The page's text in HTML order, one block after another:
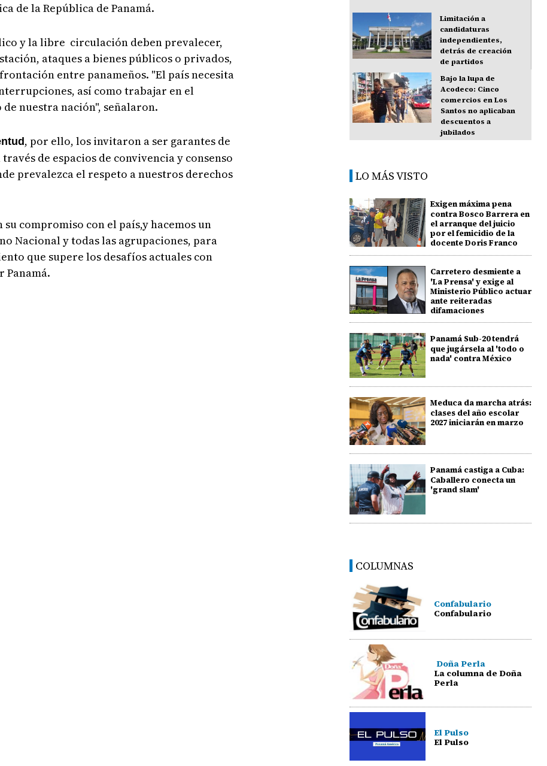
de la República de Panamá.
y la libre circulación deben prevalecer,
ataques a bienes públicos o privados,
entre panameños. "El país necesita
así como trabajar en el
nuestra nación", señalaron.
, por ello, los invitaron a ser garantes de
de espacios de convivencia y consenso
prevalezca el respeto a nuestros derechos
compromiso con el país,y hacemos un
Nacional y todas las agrupaciones, para
que supere los desafíos actuales con
Panamá.
Limitación a
candidaturas
independientes,
detrás de creación
de partidos
Bajo la lupa de
Acodeco: Cinco
comercios en Los
Santos no aplicaban
descuentos a
jubilados
LO MÁS VISTO
Exigen máxima pena
contra Bosco Barrera en
el arranque del juicio
por el femicidio de la
docente Doris Franco
Carretero desmiente a
'La Prensa' y exige al
Ministerio Público actuar
ante reiteradas
difamaciones
Panamá Sub-20 tendrá
que jugársela al 'todo o
nada' contra México
Meduca da marcha atrás:
clases del año escolar
2027 iniciarán en marzo
Panamá castiga a Cuba:
Caballero conecta un
'grand slam'
COLUMNAS
Confabulario
Confabulario
Doña Perla
La columna de Doña
Perla
El Pulso
El Pulso